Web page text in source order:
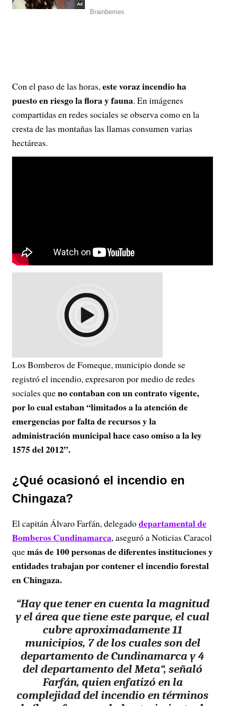
Con el paso de las horas,este voraz incendio ha
puesto en riesgo la flora y fauna. En imágenes
compartidas en redes sociales se observa como en la
cresta de las montañas las llamas consumen varias
hectáreas.
Los Bomberos de Fomeque, municipio donde se
registró el incendio, expresaron por medio de redes
sociales queno contaban con un contrato vigente,
por lo cual estaban “limitados a la atención de
emergencias por falta de recursos y la
administración municipal hace caso omiso a la ley
1575 del 2012”.
¿Qué ocasionó el incendio en
Chingaza?
El capitán Álvaro Farfán, delegadodepartamental de
Bomberos Cundinamarca, aseguró a Noticias Caracol
quemás de 100 personas de diferentes instituciones y
entidades trabajan por contener el incendio forestal
en Chingaza.
“Hay que tener en cuenta la magnitud
y el área que tiene este parque, el cual
cubre aproximadamente 11
municipios, 7 de los cuales son del
departamento de Cundinamarca y 4
del departamento del Meta“, señaló
Farfán, quien enfatizó en la
complejidad del incendio en términos